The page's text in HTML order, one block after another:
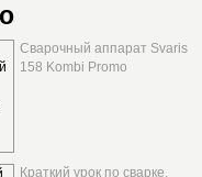
Сварочный аппарат Svaris
158 Kombi Promo
Краткий урок по сварке.